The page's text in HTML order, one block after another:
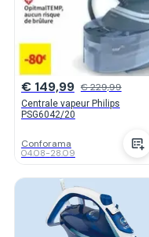
€ 149,99 € 229,99
Centrale vapeur Philips
PSG6042/20
Conforama
04.08-28.09